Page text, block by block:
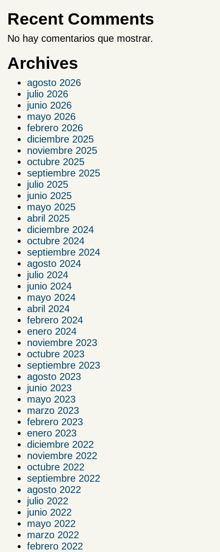
Recent Comments
No hay comentarios que mostrar.
Archives
agosto 2026
julio 2026
junio 2026
mayo 2026
febrero 2026
diciembre 2025
noviembre 2025
octubre 2025
septiembre 2025
julio 2025
junio 2025
mayo 2025
abril 2025
diciembre 2024
octubre 2024
septiembre 2024
agosto 2024
julio 2024
junio 2024
mayo 2024
abril 2024
febrero 2024
enero 2024
noviembre 2023
octubre 2023
septiembre 2023
agosto 2023
junio 2023
mayo 2023
marzo 2023
febrero 2023
enero 2023
diciembre 2022
noviembre 2022
octubre 2022
septiembre 2022
agosto 2022
julio 2022
junio 2022
mayo 2022
marzo 2022
febrero 2022